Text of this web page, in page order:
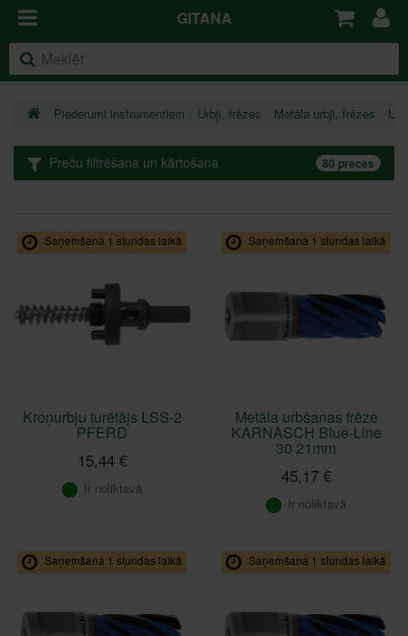
GITANA
Piederumi instrumentiem Urbji, frēzes Metāla urbji, frēzes
Preču filtrēšana un kārtošana 80 preces
Saņemšana 1 stundas laikā
Kroņurbju turētājs LSS-2
PFERD
15,44 €
Ir noliktavā
Saņemšana 1 stundas laikā
Metāla urbšanas frēze
KARNASCH Blue-Line
30 21mm
45,17 €
Ir noliktavā
Saņemšana 1 stundas laikā Saņemšana 1 stundas laikā